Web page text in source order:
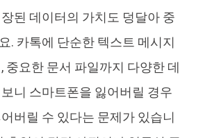
된 데이터의 가치도 덩달아 중
. 카톡에 단순한 텍스트 메시지
중요한 문서 파일까지 다양한 데
니 스마트폰을 잃어버릴 경우
버릴 수 있다는 문제가 있습니